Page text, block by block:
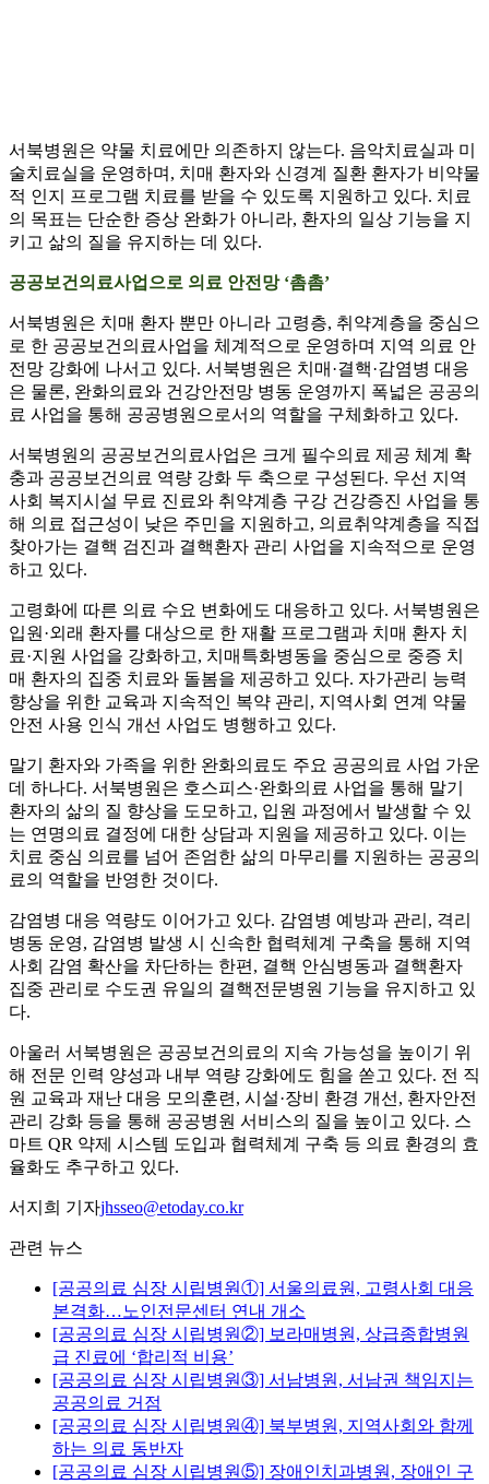
서북병원은 약물 치료에만 의존하지 않는다. 음악치료실과 미
술치료실을 운영하며, 치매 환자와 신경계 질환 환자가 비약물
적 인지 프로그램 치료를 받을 수 있도록 지원하고 있다. 치료
의 목표는 단순한 증상 완화가 아니라, 환자의 일상 기능을 지
키고 삶의 질을 유지하는 데 있다.
공공보건의료사업으로 의료 안전망 ‘촘촘’
서북병원은 치매 환자 뿐만 아니라 고령층, 취약계층을 중심으
로 한 공공보건의료사업을 체계적으로 운영하며 지역 의료 안
전망 강화에 나서고 있다. 서북병원은 치매·결핵·감염병 대응
은 물론, 완화의료와 건강안전망 병동 운영까지 폭넓은 공공의
료 사업을 통해 공공병원으로서의 역할을 구체화하고 있다.
서북병원의 공공보건의료사업은 크게 필수의료 제공 체계 확
충과 공공보건의료 역량 강화 두 축으로 구성된다. 우선 지역
사회 복지시설 무료 진료와 취약계층 구강 건강증진 사업을 통
해 의료 접근성이 낮은 주민을 지원하고, 의료취약계층을 직접
찾아가는 결핵 검진과 결핵환자 관리 사업을 지속적으로 운영
하고 있다.
고령화에 따른 의료 수요 변화에도 대응하고 있다. 서북병원은
입원·외래 환자를 대상으로 한 재활 프로그램과 치매 환자 치
료·지원 사업을 강화하고, 치매특화병동을 중심으로 중증 치
매 환자의 집중 치료와 돌봄을 제공하고 있다. 자가관리 능력
향상을 위한 교육과 지속적인 복약 관리, 지역사회 연계 약물
안전 사용 인식 개선 사업도 병행하고 있다.
말기 환자와 가족을 위한 완화의료도 주요 공공의료 사업 가운
데 하나다. 서북병원은 호스피스·완화의료 사업을 통해 말기
환자의 삶의 질 향상을 도모하고, 입원 과정에서 발생할 수 있
는 연명의료 결정에 대한 상담과 지원을 제공하고 있다. 이는
치료 중심 의료를 넘어 존엄한 삶의 마무리를 지원하는 공공의
료의 역할을 반영한 것이다.
감염병 대응 역량도 이어가고 있다. 감염병 예방과 관리, 격리
병동 운영, 감염병 발생 시 신속한 협력체계 구축을 통해 지역
사회 감염 확산을 차단하는 한편, 결핵 안심병동과 결핵환자
집중 관리로 수도권 유일의 결핵전문병원 기능을 유지하고 있
다.
아울러 서북병원은 공공보건의료의 지속 가능성을 높이기 위
해 전문 인력 양성과 내부 역량 강화에도 힘을 쏟고 있다. 전 직
원 교육과 재난 대응 모의훈련, 시설·장비 환경 개선, 환자안전
관리 강화 등을 통해 공공병원 서비스의 질을 높이고 있다. 스
마트 QR 약제 시스템 도입과 협력체계 구축 등 의료 환경의 효
율화도 추구하고 있다.
서지희 기자jhsseo@etoday.co.kr
관련 뉴스
[공공의료 심장 시립병원①] 서울의료원, 고령사회 대응
본격화…노인전문센터 연내 개소
[공공의료 심장 시립병원②] 보라매병원, 상급종합병원
급 진료에 ‘합리적 비용’
[공공의료 심장 시립병원③] 서남병원, 서남권 책임지는
공공의료 거점
[공공의료 심장 시립병원④] 북부병원, 지역사회와 함께
하는 의료 동반자
[공공의료 심장 시립병원⑤] 장애인치과병원, 장애인 구